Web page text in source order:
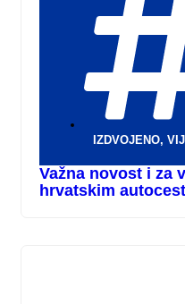
IZDVOJENO,
Važna novost i za
hrvatskim